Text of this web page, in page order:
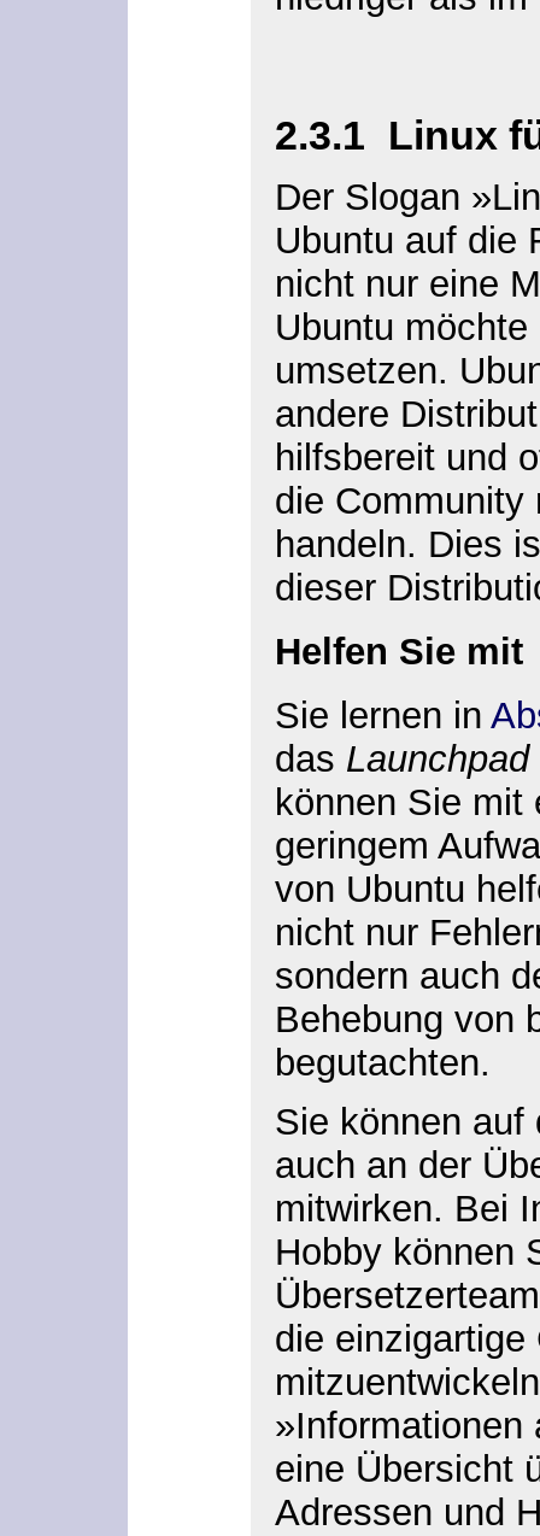
2.3.1 Linux
Der Slogan
Ubuntu auf die
nicht nur eine
Ubuntu
umsetzen.
andere
hilfsbereit und
die Community
handeln. Dies
dieser
Helfen Sie mit
Sie lernen in
das Launchpad
können Sie mit
geringem
von Ubuntu
nicht nur
sondern auch
Behebung von
begutachten.
Sie können auf
auch an der
mitwirken. Bei
Hobby können
die einzigartige
»Informationen
eine Übersicht
Adressen und